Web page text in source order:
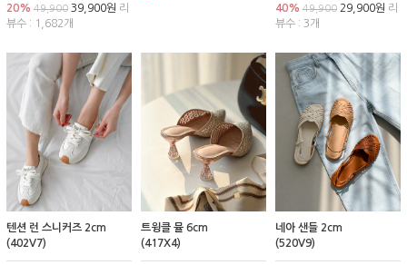
20% 49,900 39,900원 리
뷰수 : 1,682개
40% 49,90029,900원 리
뷰수 : 3개
텐션 런 스니커즈 2cm
(402V7)
트윙클 뮬 6cm
(417X4)
네아 샌들 2cm
(520V9)